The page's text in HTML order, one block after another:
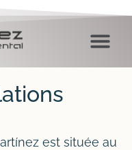
est située au